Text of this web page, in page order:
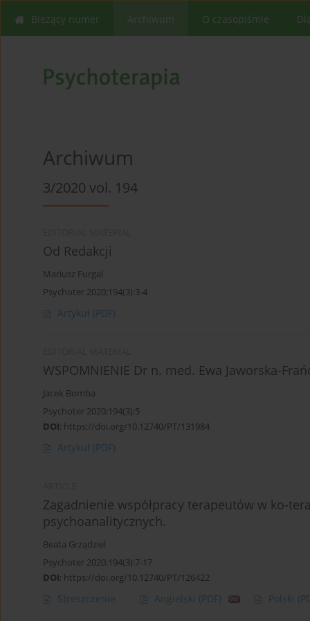
Bieżący numer Archiwum O czasopiśmie
Archiwum
3/2020 vol. 194
Od Redakcji
Mariusz Furgal
Psychoter 2020;194(3):3-4
Artykuł (PDF)
WSPOMNIENIE Dr n. med. Ewa Jaworska-
Jacek Bomba
Psychoter 2020;194(3):5
DOI: https://doi.org/10.12740/PT/131984
Artykuł (PDF)
Zagadnienie współpracy terapeutów w ko-
psychoanalitycznych.
Beata Grządziel
Psychoter 2020;194(3):7-17
DOI: https://doi.org/10.12740/PT/126422
Streszczenie Angielski (PDF) Polski